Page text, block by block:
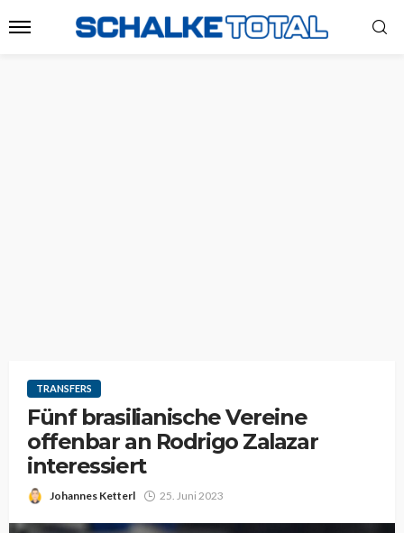
TRANSFERS
Fünf brasilianische Vereine
offenbar an Rodrigo Zalazar
interessiert
Johannes Ketterl 25. Juni 2023